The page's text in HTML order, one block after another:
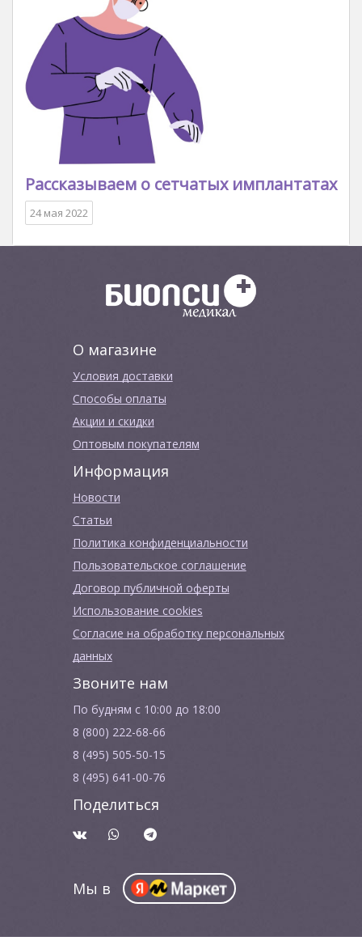
Рассказываем о сетчатых имплантатах
24 мая 2022
О магазине
Условия доставки
Способы оплаты
Акции и скидки
Оптовым покупателям
Информация
Новости
Cтатьи
Политика конфиденциальности
Пользовательское соглашение
Договор публичной оферты
Использование cookies
Согласие на обработку персональных
данных
Звоните нам
По будням с 10:00 до 18:00
8 (800) 222-68-66
8 (495) 505-50-15
8 (495) 641-00-76
Поделиться
Мы в